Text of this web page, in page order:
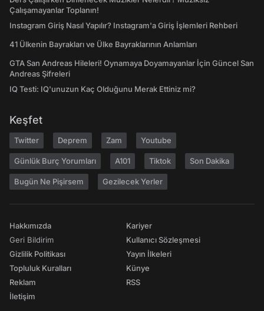
Çalışamayanlar Toplanın!
Instagram Giriş Nasıl Yapılır? Instagram'a Giriş İşlemleri Rehberi
41 Ülkenin Bayrakları ve Ülke Bayraklarının Anlamları
GTA San Andreas Hileleri! Oynamaya Doyamayanlar İçin Güncel San
Andreas Şifreleri
IQ Testi: IQ'unuzun Kaç Olduğunu Merak Ettiniz mi?
Keşfet
Twitter Deprem Zam Youtube
Günlük Burç Yorumları A101 Tiktok Son Dakika
Bugün Ne Pişirsem Gezilecek Yerler
Hakkımızda
Geri Bildirim
Gizlilik Politikası
Topluluk Kuralları
Reklam
İletişim
Kariyer
Kullanıcı Sözleşmesi
Yayın İlkeleri
Künye
RSS